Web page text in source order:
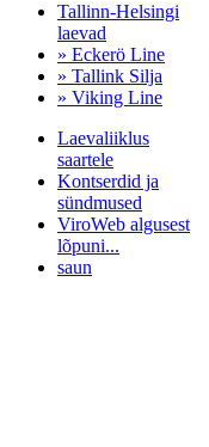
Tallinn-Helsingi
laevad
» Eckerö Line
» Tallink Silja
» Viking Line
Laevaliiklus
saartele
Kontserdid ja
sündmused
ViroWeb algusest
lõpuni...
saun